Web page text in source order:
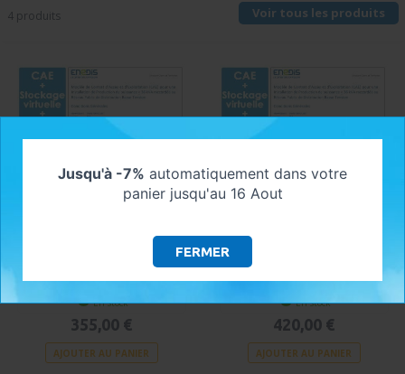
4 produits Voir tous les produits
AVEC VENTE DE SURPLUS PAR
URBAN SOLAR ENERGY + CONSUEL
En stock
355,00 €
AJOUTER AU PANIER
AVEC STOCKAGE VIRTUEL PAR
URBAN SOLAR ENERGY + CONSUEL
En stock
420,00 €
AJOUTER AU PANIER
Jusqu'à -7% automatiquement dans votre
panier jusqu'au 16 Aout
FERMER